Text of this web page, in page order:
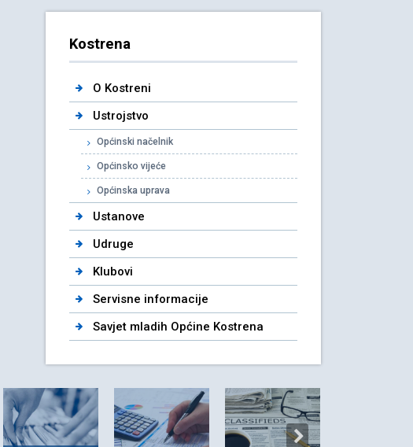
Kostrena
O Kostreni
Ustrojstvo
Općinski načelnik
Općinsko vijeće
Općinska uprava
Ustanove
Udruge
Klubovi
Servisne informacije
Savjet mladih Općine Kostrena